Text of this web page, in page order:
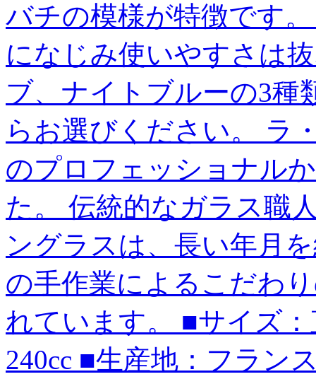
バチの模様が特徴です
になじみ使いやすさは
ブ、ナイトブルーの3種
らお選びください。 ラ
のプロフェッショナル
た。 伝統的なガラス職
ングラスは、長い年月
の手作業によるこだわ
れています。 ■サイズ：
240cc ■生産地：フラン